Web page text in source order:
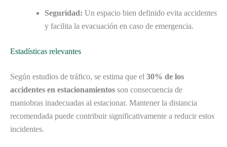
Seguridad: Un espacio bien definido evita accidentes
y facilita la evacuación en caso de emergencia.
Estadísticas relevantes
Según estudios de tráfico, se estima que el 30% de los
accidentes en estacionamientos son consecuencia de
maniobras inadecuadas al estacionar. Mantener la distancia
recomendada puede contribuir significativamente a reducir estos
incidentes.